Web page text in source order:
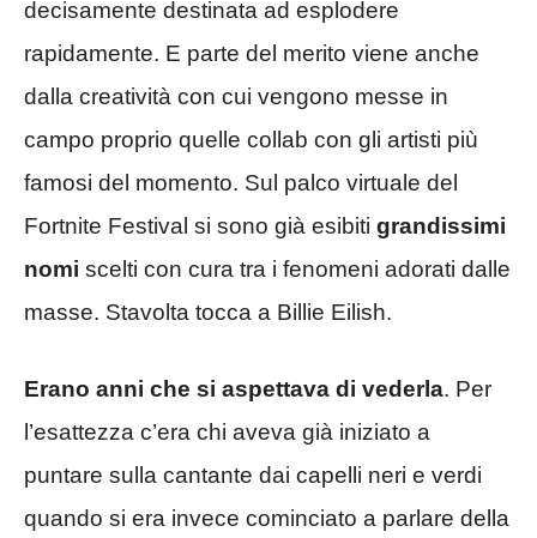
decisamente destinata ad esplodere
rapidamente. E parte del merito viene anche
dalla creatività con cui vengono messe in
campo proprio quelle collab con gli artisti più
famosi del momento. Sul palco virtuale del
Fortnite Festival si sono già esibiti grandissimi
nomi scelti con cura tra i fenomeni adorati dalle
masse. Stavolta tocca a Billie Eilish.
Erano anni che si aspettava di vederla. Per
l’esattezza c’era chi aveva già iniziato a
puntare sulla cantante dai capelli neri e verdi
quando si era invece cominciato a parlare della